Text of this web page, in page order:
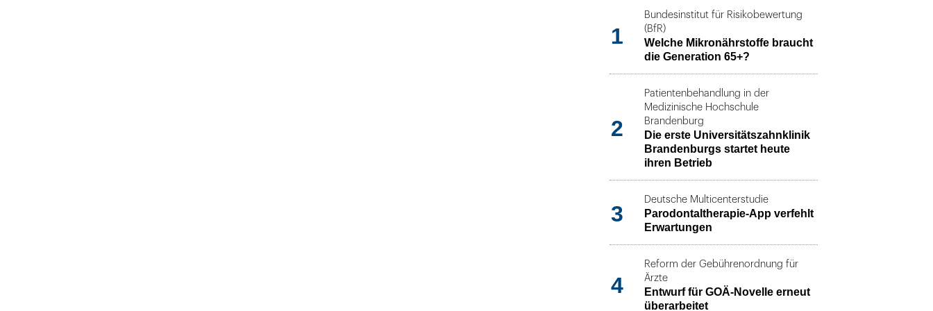
1
Bundesinstitut für Risikobewertung
(BfR)
Welche Mikronährstoffe braucht
die Generation 65+?
2
Patientenbehandlung in der
Medizinische Hochschule
Brandenburg
Die erste Universitätszahnklinik
Brandenburgs startet heute
ihren Betrieb
3
Deutsche Multicenterstudie
Parodontaltherapie-App verfehlt
Erwartungen
4
Reform der Gebührenordnung für
Ärzte
Entwurf für GOÄ-Novelle erneut
überarbeitet